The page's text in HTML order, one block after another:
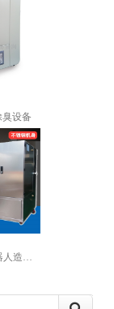
设备
高压微雾加湿器人造雾加湿机景观喷雾降...